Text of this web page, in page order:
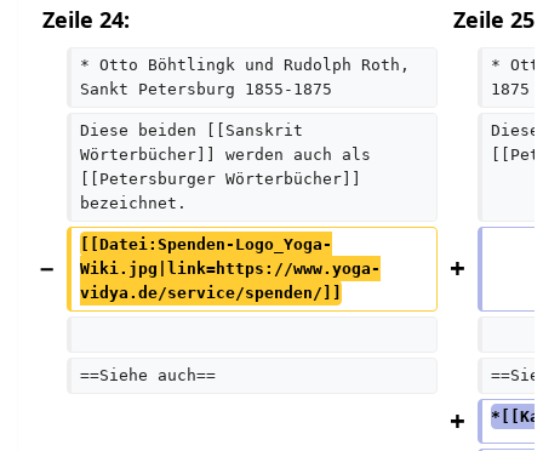
Zeile 24: Zeile 25:
* Otto Böhtlingk und Rudolph Roth,
Sankt Petersburg 1855-1875
*
1875
Diese beiden [[Sanskrit
Wörterbücher]] werden auch als
[[Petersburger Wörterbücher]]
bezeichnet.
[[Datei:Spenden-Logo_Yoga-
Wiki.jpg|link=https://www.yoga-
vidya.de/service/spenden/]]
==Siehe auch==